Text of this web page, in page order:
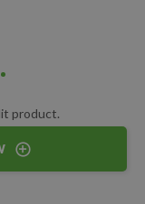
Zo wordt elke
voor
product.